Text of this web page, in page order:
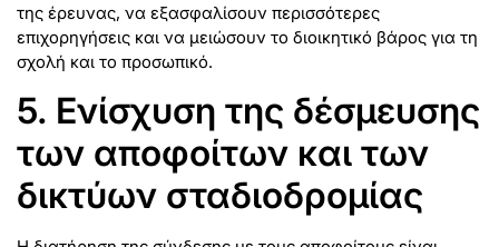
της έρευνας, να εξασφαλίσουν περισσότερες
επιχορηγήσεις και να μειώσουν το διοικητικό βάρος για τη
σχολή και το προσωπικό.
5. Ενίσχυση της δέσμευσης
των αποφοίτων και των
δικτύων σταδιοδρομίας